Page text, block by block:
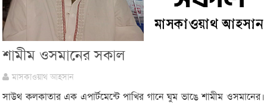
শামীম ওসমানের সকাল
মাসকাওয়াথ আহসান
সাউথ কলকাতার এক এপার্টমেন্টে পাখির গানে ঘুম ভাঙে শামীম ওসমানের।